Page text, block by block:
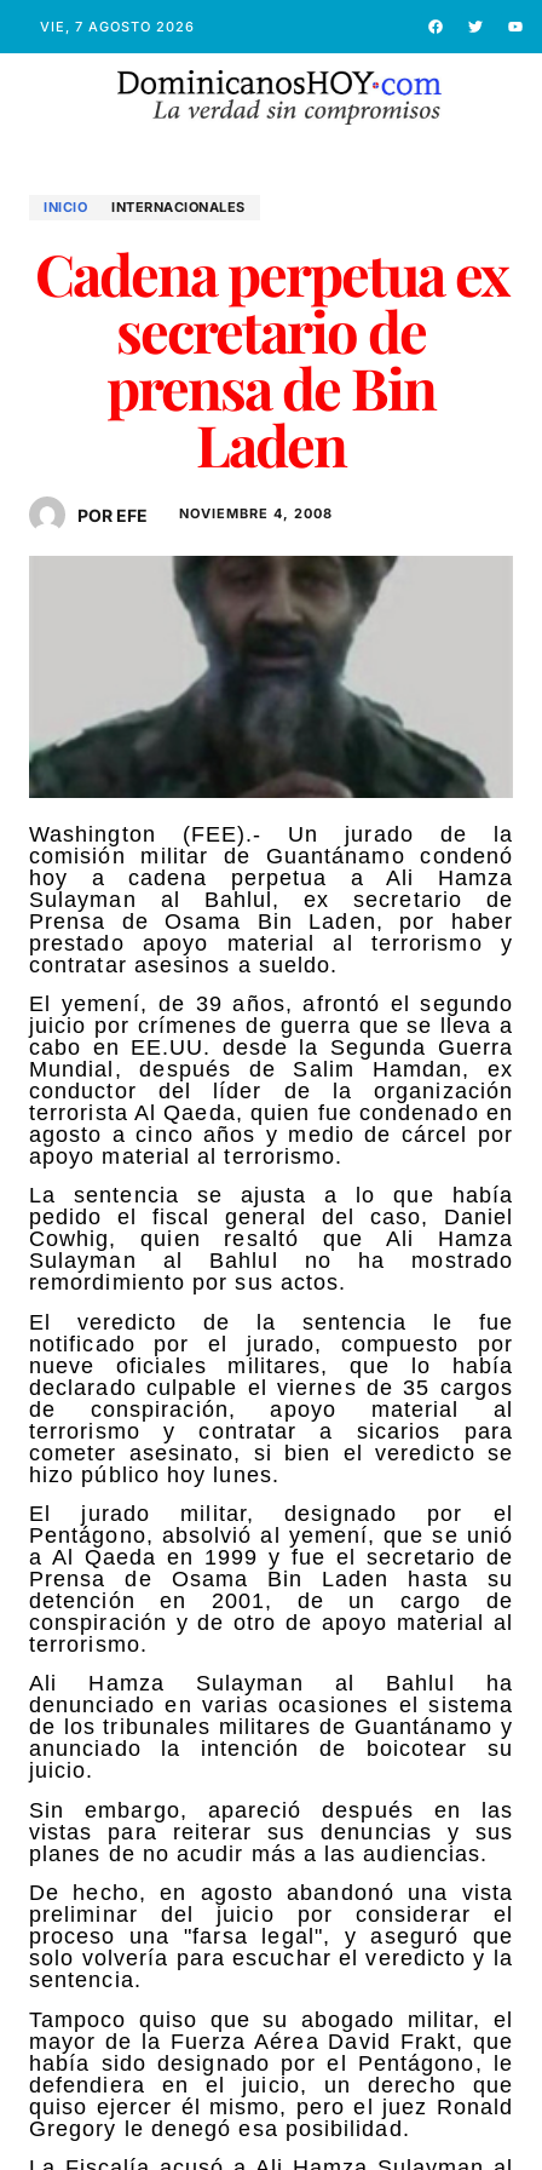
VIE, 7 AGOSTO 2026
INICIO INTERNACIONALES
Cadena perpetua ex
secretario de
prensa de Bin
Laden
POR EFE NOVIEMBRE 4, 2008
Washington (FEE).- Un jurado de la
comisión militar de Guantánamo condenó
hoy a cadena perpetua a Ali Hamza
Sulayman al Bahlul, ex secretario de
Prensa de Osama Bin Laden, por haber
prestado apoyo material al terrorismo y
contratar asesinos a sueldo.
El yemení, de 39 años, afrontó el segundo
juicio por crímenes de guerra que se lleva a
cabo en EE.UU. desde la Segunda Guerra
Mundial, después de Salim Hamdan, ex
conductor del líder de la organización
terrorista Al Qaeda, quien fue condenado en
agosto a cinco años y medio de cárcel por
apoyo material al terrorismo.
La sentencia se ajusta a lo que había
pedido el fiscal general del caso, Daniel
Cowhig, quien resaltó que Ali Hamza
Sulayman al Bahlul no ha mostrado
remordimiento por sus actos.
El veredicto de la sentencia le fue
notificado por el jurado, compuesto por
nueve oficiales militares, que lo había
declarado culpable el viernes de 35 cargos
de conspiración, apoyo material al
terrorismo y contratar a sicarios para
cometer asesinato, si bien el veredicto se
hizo público hoy lunes.
El jurado militar, designado por el
Pentágono, absolvió al yemení, que se unió
a Al Qaeda en 1999 y fue el secretario de
Prensa de Osama Bin Laden hasta su
detención en 2001, de un cargo de
conspiración y de otro de apoyo material al
terrorismo.
Ali Hamza Sulayman al Bahlul ha
denunciado en varias ocasiones el sistema
de los tribunales militares de Guantánamo y
anunciado la intención de boicotear su
juicio.
Sin embargo, apareció después en las
vistas para reiterar sus denuncias y sus
planes de no acudir más a las audiencias.
De hecho, en agosto abandonó una vista
preliminar del juicio por considerar el
proceso una "farsa legal", y aseguró que
solo volvería para escuchar el veredicto y la
sentencia.
Tampoco quiso que su abogado militar, el
mayor de la Fuerza Aérea David Frakt, que
había sido designado por el Pentágono, le
defendiera en el juicio, un derecho que
quiso ejercer él mismo, pero el juez Ronald
Gregory le denegó esa posibilidad.